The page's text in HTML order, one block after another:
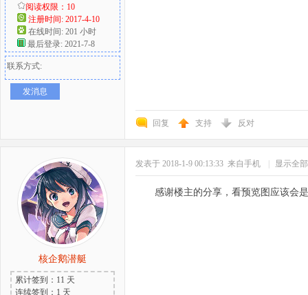
阅读权限：10
注册时间: 2017-4-10
在线时间: 201 小时
最后登录: 2021-7-8
联系方式:
发消息
回复 支持 反对
核企鹅潜艇
累计签到：11 天
连续签到：1 天
发表于 2018-1-9 00:13:33 来自手机 显示全
感谢楼主的分享，看预览图应该会